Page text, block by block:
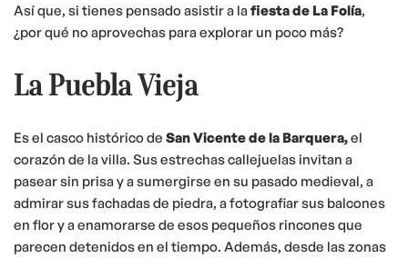
Así que, si tienes pensado asistir a la fiesta de La Folía,
¿por qué no aprovechas para explorar un poco más?
La Puebla Vieja
Es el casco histórico de San Vicente de la Barquera,el
corazón de la villa. Sus estrechas callejuelas invitan a
pasear sin prisa y a sumergirse en su pasado medieval, a
admirar sus fachadas de piedra, a fotografiar sus balcones
en flor y a enamorarse de esos pequeños rincones que
parecen detenidos en el tiempo. Además, desde las zonas